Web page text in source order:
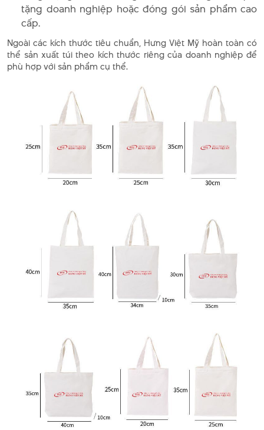
tặng doanh nghiệp hoặc đóng gói sản phẩm cao
cấp.
Ngoài các kích thước tiêu chuẩn, Hưng Việt Mỹ hoàn toàn có
thể sản xuất túi theo kích thước riêng của doanh nghiệp để
phù hợp với sản phẩm cụ thể.